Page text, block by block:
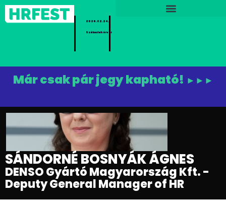
2026.02.24.
Székesfehérvár
Már csak pár jegy kapható! ►►►
SÁNDORNÉ BOSNYÁK ÁGNES
DENSO Gyártó Magyarország Kft. -
Deputy General Manager of HR